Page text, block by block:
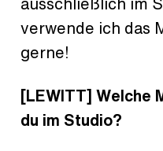
verwende ich das
gerne!
[LEWITT] Welche
du im Studio?